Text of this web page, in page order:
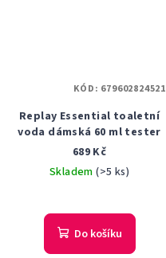
Replay Essential toaletní
voda dámská 60 ml tester
689 Kč
Skladem(>5 ks)
Do košíku
KÓD: 679602824521